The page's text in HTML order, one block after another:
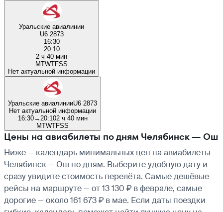
Уральские авиалинии
U6 2873
16:30
20:10
2 ч 40 мин
MTWTFSS
Нет актуальной информации
Уральские авиалинииU6 2873
Нет актуальной информации
16:30→ 20:102 ч 40 мин
MTWTFSS
Цены на авиабилеты по дням Челябинск — Ош
Ниже — календарь минимальных цен на авиабилеты
Челябинск — Ош по дням. Выберите удобную дату и
сразу увидите стоимость перелёта. Самые дешёвые
рейсы на маршруте — от 13 130 ₽ в феврале, самые
дорогие — около 161 673 ₽ в мае. Если даты поездки